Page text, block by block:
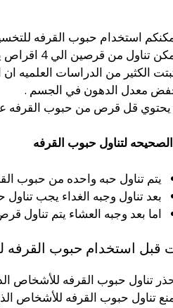
استخدام حبوب القرفه
من قرصين الي 4 اقراص يوميا من القرفه بعد تناول الوجبات الغذائيه او علي حسب ما يحدده الطبيب .
معدل الدهون في الجسم .
قل قرص من حبوب القرفه علي 500 مل جرام من القرفه لذلك عند تناول 4 اقراص يعطي الجسم الكميه المطلوبه للتخلص من
لتناول حبوب القرفه
يتم تناول حبه واحده من حبوب
بعد تناول وجبه الغداء يجب
اما بعد وجبه العشاء يتم تناول
قبل استخدام حبوب القرفه
تناول حبوب القرفه للأشخاص
تناول حبوب القرفه للأشخاص